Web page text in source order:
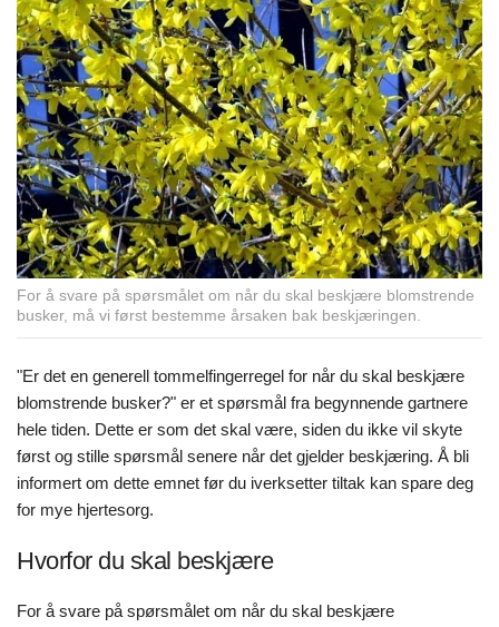
For å svare på spørsmålet om når du skal beskjære blomstrende
busker, må vi først bestemme årsaken bak beskjæringen.
"Er det en generell tommelfingerregel for når du skal beskjære
blomstrende busker?" er et spørsmål fra begynnende gartnere
hele tiden. Dette er som det skal være, siden du ikke vil skyte
først og stille spørsmål senere når det gjelder beskjæring. Å bli
informert om dette emnet før du iverksetter tiltak kan spare deg
for mye hjertesorg.
Hvorfor du skal beskjære
For å svare på spørsmålet om når du skal beskjære